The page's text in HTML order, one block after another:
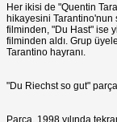
Her ikisi de "Quentin
hikayesini Tarantino'nun
filminden, "Du Hast" ise
filminden aldı. Grup
Tarantino hayranı.
"Du Riechst so gut"
Parça, 1998 yılında